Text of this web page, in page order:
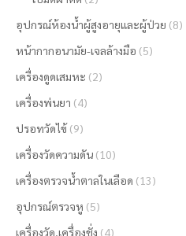
อุปกรณ์ห้องน้ำผู้สูงอายุและผู้ป่วย (8)
หน้ากากอนามัย-เจลล้างมือ (5)
เครื่องดูดเสมหะ (2)
เครื่องพ่นยา (4)
ปรอทวัดไข้ (9)
เครื่องวัดความดัน (10)
เครื่องตรวจน้ำตาลในเลือด (13)
อุปกรณ์ตรวจหู (5)
เครื่องวัด,เครื่องชั่ง (4)